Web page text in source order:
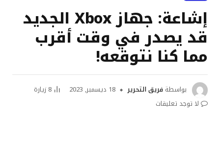
إشاعة: جهاز Xbox الجديد
قد يصدر في وقت أقرب
مما كنا نتوقعه!
بواسطة فريق التحرير 18 ديسمبر, 2023 8 زيارة
لا توجد تعليقات